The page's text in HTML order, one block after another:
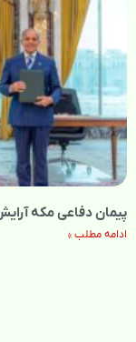
پیمان دفاعی مکه
ادامه مطلب »